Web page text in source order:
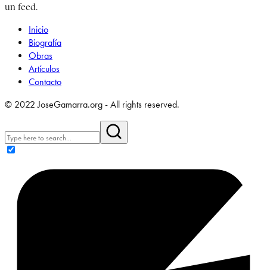
un feed.
Inicio
Biografía
Obras
Artículos
Contacto
© 2022 JoseGamarra.org - All rights reserved.